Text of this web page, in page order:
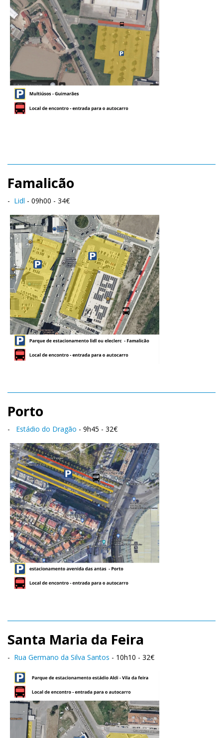
Famalicão
- Lidl - 09h00 - 34€
Porto
- Estádio do Dragão - 9h45 - 32€
Santa Maria da Feira
- Rua Germano da Silva Santos - 10h10 - 32€